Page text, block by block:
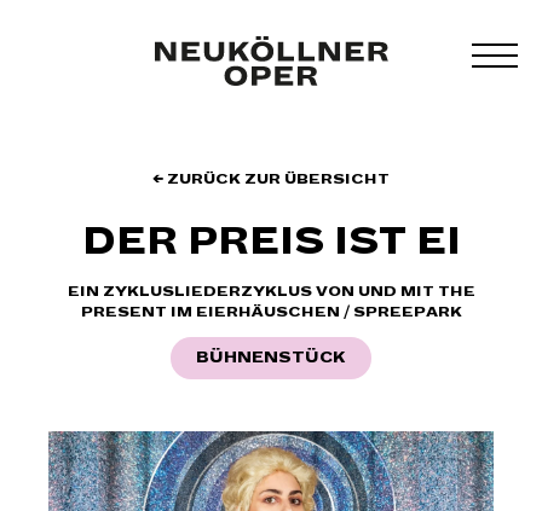
← ZURÜCK ZUR ÜBERSICHT
DER PREIS IST EI
EIN ZYKLUSLIEDERZYKLUS VON UND MIT THE
PRESENT IM EIERHÄUSCHEN / SPREEPARK
BÜHNENSTÜCK